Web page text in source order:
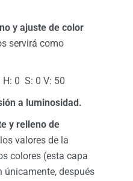
y ajuste de color
servirá como
0 S: 0 V: 50
a luminosidad.
y relleno de
valores de la
colores (esta capa
después